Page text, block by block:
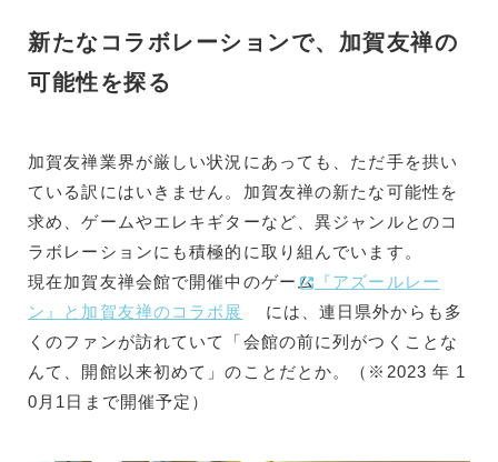
新たなコラボレーションで、加賀友禅の
可能性を探る
加賀友禅業界が厳しい状況にあっても、ただ手を拱い
ている訳にはいきません。加賀友禅の新たな可能性を
求め、ゲームやエレキギターなど、異ジャンルとのコ
ラボレーションにも積極的に取り組んでいます。
現在加賀友禅会館で開催中のゲーム 『アズールレー
ン』と加賀友禅のコラボ展
には、連日県外からも多
くのファンが訪れていて「会館の前に列がつくことな
んて、開館以来初めて」のことだとか。（※2023 年 1
0月1日まで開催予定）